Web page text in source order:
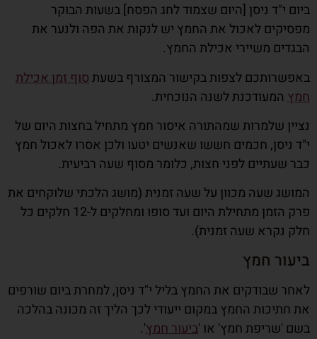
ביום י"ד ניסן [היום שצמוד לחג הפסח] בשעות הבוקר
מפסיקים לאכול את החמץ יש לנקות את הפה ולנער את
הבגדים משיירי אכילת החמץ.
באפשרותכם לצפות בקישור המצורף בשעתסוף זמן אכילת
חמץ המעודכנת לשנה הנוכחית.
נציין שלמרות שמהתורה איסור חמץ מתחיל בחצות היום של
י"ד ניסן, חכמים חששו שאנשים יטעו ולכן אסרו לאכול חמץ
כבר שעתיים לפני חצות, כלומר מסוף שעה רביעית.
המושג שעה מכוון על שעה זמנית (מושג הלכתי שלוקחים את
פרק הזמן מתחילת היום ועד סופו ומחלקים ל-12 חלקים כל
חלק נקרא שעה זמנית).
ביעור חמץ
לאחר שבודקים את החמץ בליל י"ד ניסן, למחרת ביום שורפים
את חתיכות החמץ במקום ייעודי לכך הליך זה מכונה בהלכה
בשם 'שריפת חמץ' או 'ביעור חמץ'.